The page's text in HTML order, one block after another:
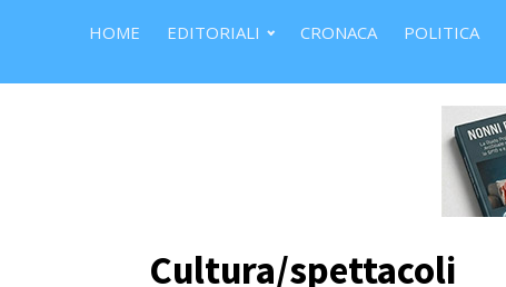
HOME EDITORIALI CRONACA POLITICA
Cultura/spettacoli